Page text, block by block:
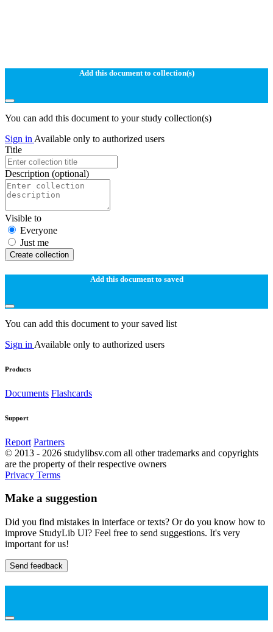
Add this document to collection(s)
You can add this document to your study collection(s)
Sign in Available only to authorized users
Title
Description (optional)
Visible to
Everyone
Just me
Create collection
Add this document to saved
You can add this document to your saved list
Sign in Available only to authorized users
Products
Documents Flashcards
Support
Report Partners
© 2013 - 2026 studylibsv.com all other trademarks and copyrights
are the property of their respective owners
Privacy Terms
Make a suggestion
Did you find mistakes in interface or texts? Or do you know how to
improve StudyLib UI? Feel free to send suggestions. It's very
important for us!
Send feedback